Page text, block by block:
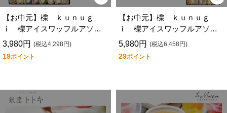
【お中元】櫟 ｋｕｎｕｇ
ｉ 櫟アイスワッフルアソー
ト ８２５ＯＣＡＩ
3,980円 (税込4,298円)
19ポイント
【お中元】櫟 ｋｕｎｕｇ
ｉ 櫟アイスワッフルアソー
ト １６２５ＯＣＡＰ
5,980円 (税込6,458円)
29ポイント